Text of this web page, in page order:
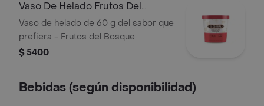
Vaso De Helado Frutos Del
Bosque 60g
Vaso de helado de 60 g del sabor que
prefiera - Frutos del Bosque
$ 5400
Bebidas (según disponibilidad)